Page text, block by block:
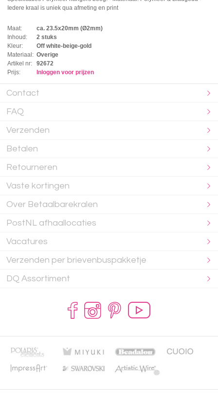
Iedere kraal is uniek qua afmeting en print
Maat:
ca. 23.5x20mm (Ø2mm)
Inhoud:
2 stuks
Kleur:
Off white-beige-gold
Materiaal: Overige
Artikel nr:
92672
Prijs:
Inloggen voor prijzen
Contact
FAQ
Verzenden
Betalen
Retourneren
Vaste kortingen
Over Betaalbarekralen
PostNL afhaallocaties
Vacatures
Verzenden per brievenbuspakketje
DQ Assortiment